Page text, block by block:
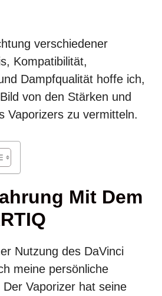
verschiedener
Kompatibilität,
Dampfqualität hoffe ich,
von den Stärken und
Vaporizers zu vermitteln.
Mit Dem
Nutzung des DaVinci
meine persönliche
Vaporizer hat seine